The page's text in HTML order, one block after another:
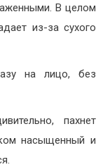
В целом
из-за сухого
на лицо, без
пахнет
насыщенный и